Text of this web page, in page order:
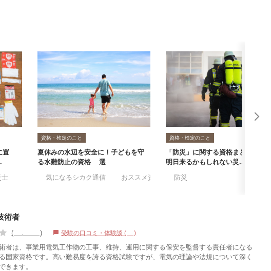
置
#防災備蓄収納プランナー
資格・検定のこと
夏休みの水辺を安全に！子どもを守
る水難防止の資格4選
#気になるシカク通信
#おススメ資格・検定
資格・検定のこと
「防災」に関する資格まとめ5選！
明日来るかもしれない災...
#防災
術者
(3.67) chat_bubble 受験の口コミ・体験談 (3)
者は、事業用電気工作物の工事、維持、運用に関する保安を監督する責任者になる
国家資格です。高い難易度を誇る資格試験ですが、電気の理論や法規について深く
きます。